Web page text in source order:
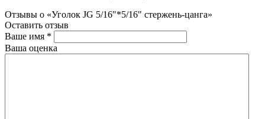
Отзывы о «Уголок JG 5/16"*5/16" стержень-цанга»
Оставить отзыв
Ваше имя *
Ваша оценка